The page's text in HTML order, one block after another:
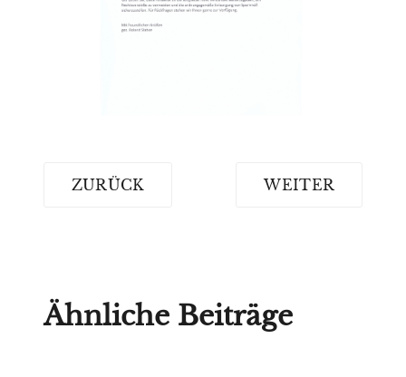
VORHERIGER BEITRAG: AH MÄRZ 01 /
ZURÜCK NÄCHSTER
WEITER
Ähnliche Beiträge